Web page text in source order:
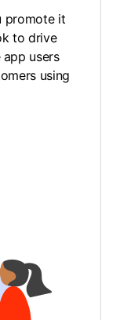
promote it
to drive
users
using